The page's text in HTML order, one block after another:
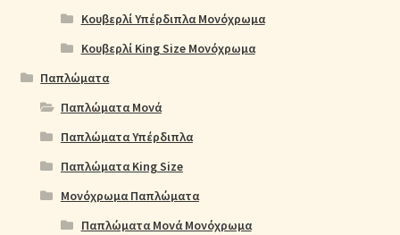
Κουβερλί Υπέρδιπλα Μονόχρωμα
Κουβερλί King Size Μονόχρωμα
Παπλώματα
Παπλώματα Μονά
Παπλώματα Υπέρδιπλα
Παπλώματα King Size
Μονόχρωμα Παπλώματα
Παπλώματα Μονά Μονόχρωμα